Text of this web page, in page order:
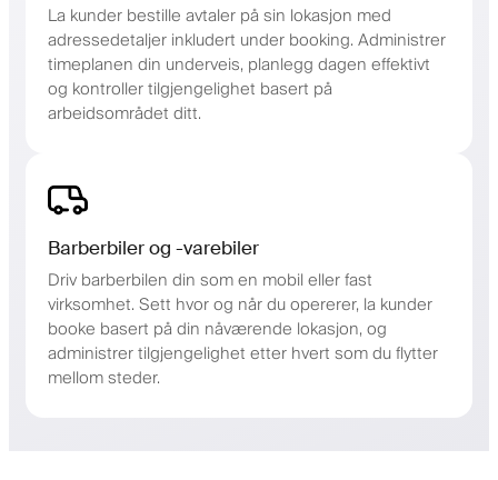
La kunder bestille avtaler på sin lokasjon med
adressedetaljer inkludert under booking. Administrer
timeplanen din underveis, planlegg dagen effektivt
og kontroller tilgjengelighet basert på
arbeidsområdet ditt.
Barberbiler og -varebiler
Driv barberbilen din som en mobil eller fast
virksomhet. Sett hvor og når du opererer, la kunder
booke basert på din nåværende lokasjon, og
administrer tilgjengelighet etter hvert som du flytter
mellom steder.